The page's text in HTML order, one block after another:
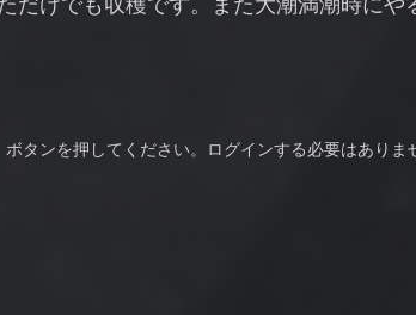
タンを押してください。ログインする必要はありま